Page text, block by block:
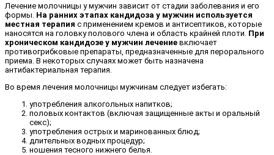
Лечение молочницы у мужчин зависит от стадии заболевания и его
формы. На ранних этапах кандидоза у мужчин используется
местная терапия с применением кремов и антисептиков, которые
наносятся на головку полового члена и область крайней плоти. При
хроническом кандидозе у мужчин лечение включает
противогрибковые препараты, предназначенные для перорального
приема. В некоторых случаях может быть назначена
антибактериальная терапия.
Во время лечения молочницы мужчинам следует избегать:
употребления алкогольных напитков;
половых контактов (включая защищенные акты и оральный
секс);
употребления острых и маринованных блюд;
длительных водных процедур;
ношения тесного нижнего белья.